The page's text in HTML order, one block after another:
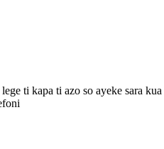
ti kapa ti azo so ayeke sara